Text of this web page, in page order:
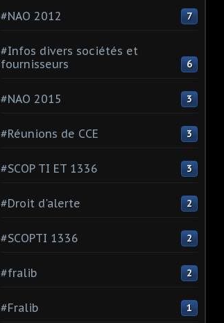
#NAO 2012 7
#Infos divers sociétés et
fournisseurs
6
#NAO 2015 3
#Réunions de CCE 3
#SCOP TI ET 1336 3
#Droit d'alerte 2
#SCOPTI 1336 2
#fralib 2
#Fralib 1